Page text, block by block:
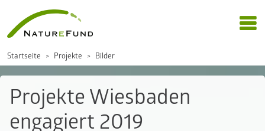
Startseite Projekte Bilder
Projekte Wiesbaden
engagiert 2019